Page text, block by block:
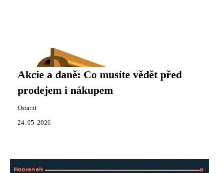
Akcie a daně: Co musíte vědět před
prodejem i nákupem
Ostatní
24. 05. 2026